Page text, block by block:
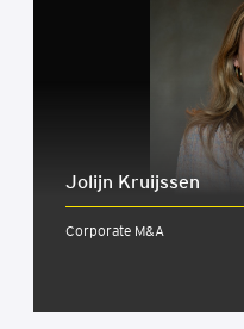
Jolijn Kruijs­sen
Corporate M&A